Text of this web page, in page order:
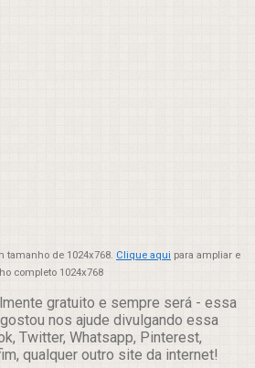
tamanho de 1024x768. Clique aqui para ampliar e
completo 1024x768
gratuito e sempre será - essa
nos ajude divulgando essa
Twitter, Whatsapp, Pinterest,
qualquer outro site da internet!